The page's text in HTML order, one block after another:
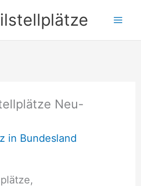
Neu-
in Bundesland